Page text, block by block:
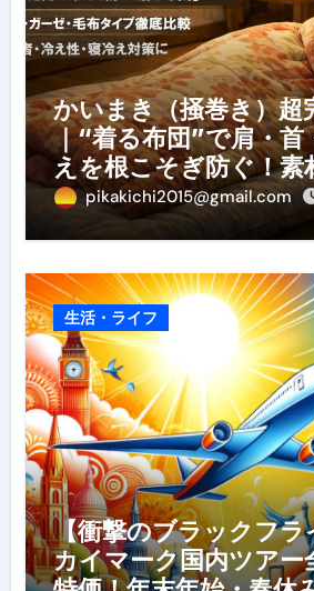
かいまき（掻巻き）超
｜“着る布団”で肩・首
えを根こそぎ防ぐ！素
め・選び方・洗い方・
pikakichi2015@gmail.com
生活・ライフ
【衝撃のブラックフラ
カイマーク国内ツアー